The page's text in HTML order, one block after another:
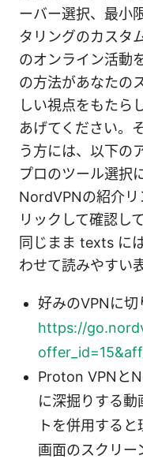
ーバー選択、最小
タリングのカスタ
のオンライン活動
の方法があなたの
しい視点をもたら
あげてください。
う方には、以下の
プロのツール選択
NordVPNの紹介リ
リックして確認し
同じまま texts に
わせて読みやすい
好みのVPNに切
https://
Proton VPNと
に深掘りする動
トを併用する
画面のスクリー